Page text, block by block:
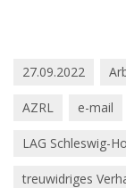
27.09.2022
AZRL e-mail
LAG Schleswig-
treuwidriges